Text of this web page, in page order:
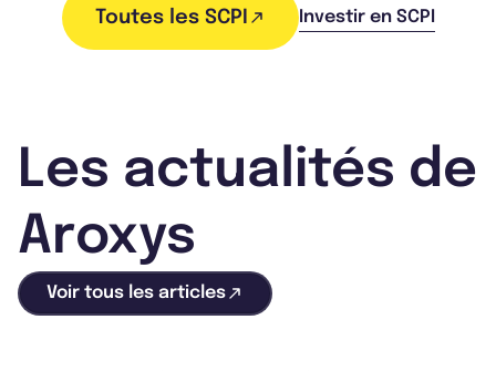
Toutes les SCPI Investir en SCPI
Les actualités de
Aroxys
Voir tous les articles